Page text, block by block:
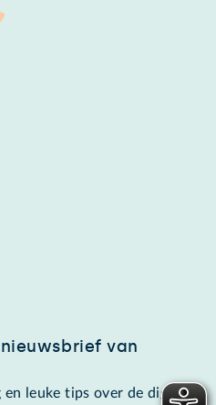
van
leuke tips over de digitale